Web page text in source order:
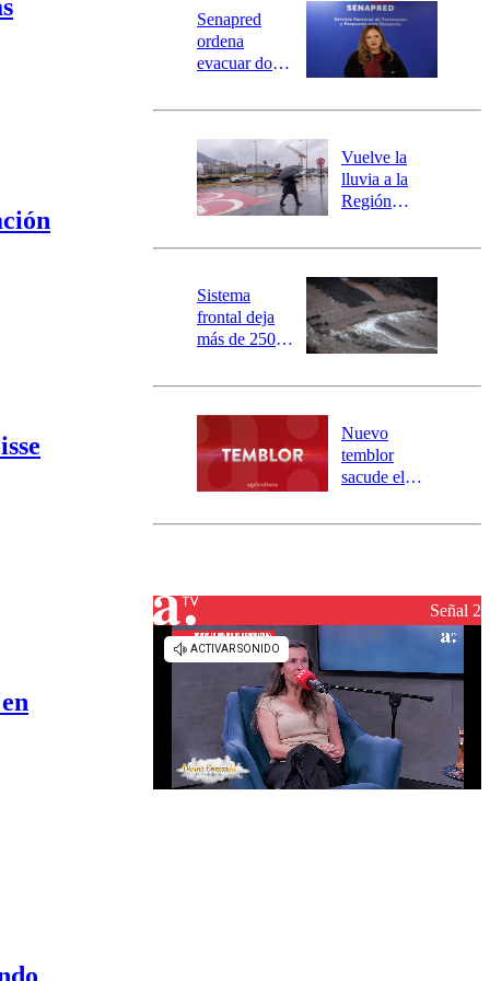
Universidad de Chile
Sustentabilidad
Senapred
ordena
evacuar dos
Carahue por
río Damas:
activa
mensajería
SAE
Vuelve la
lluvia a la
Región
este es el
la DMC para
este viernes
Sistema
frontal deja
más de 250
y 317
aisladas entre
Valparaíso y
Los Ríos
Nuevo
temblor
sacude el
revisa la
Señal 2